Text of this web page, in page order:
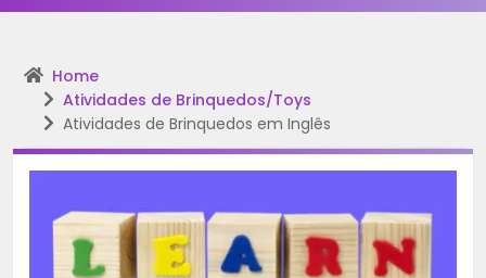
Home
Atividades de Brinquedos/Toys
Atividades de Brinquedos em Inglês